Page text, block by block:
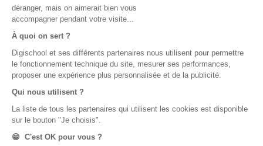
Formations
Métiers
Écoles
Notre chaîne Youtube
Chaîne Youtube Orientation
digiSchool Code
Code auto
Examens blancs